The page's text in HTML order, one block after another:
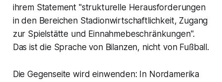
ihrem Statement "strukturelle Herausforderungen
in den Bereichen Stadionwirtschaftlichkeit, Zugang
zur Spielstätte und Einnahmebeschränkungen".
Das ist die Sprache von Bilanzen, nicht von Fußball.
Die Gegenseite wird einwenden: In Nordamerika